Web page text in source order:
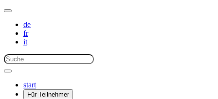
de
fr
it
start
Für Teilnehmer